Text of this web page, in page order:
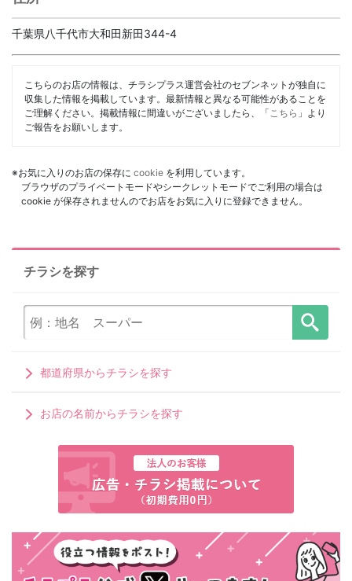
千葉県八千代市大和田新田344-4
こちらのお店の情報は、チラシプラス運営会社のセブンネットが独自に
収集した情報を掲載しています。最新情報と異なる可能性があることを
ご理解ください。掲載情報に間違いがございましたら、「 こちら 」より
ご報告をお願いします。
※お気に入りのお店の保存に cookie を利用しています。
ブラウザのプライベートモードやシークレットモードでご利用の場合は
cookie が保存されませんのでお店をお気に入りに登録できません。
チラシを探す
都道府県からチラシを探す
お店の名前からチラシを探す